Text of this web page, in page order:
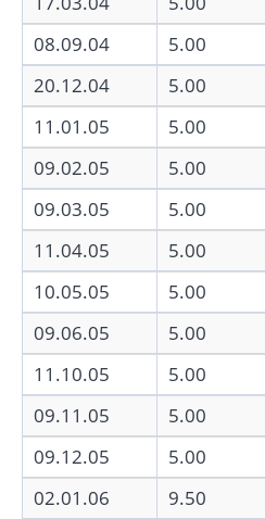
08.09.04
5.00
20.12.04
5.00
11.01.05
5.00
09.02.05
5.00
09.03.05
5.00
11.04.05
5.00
10.05.05
5.00
09.06.05
5.00
11.10.05
5.00
09.11.05
5.00
09.12.05
5.00
02.01.06
9.50